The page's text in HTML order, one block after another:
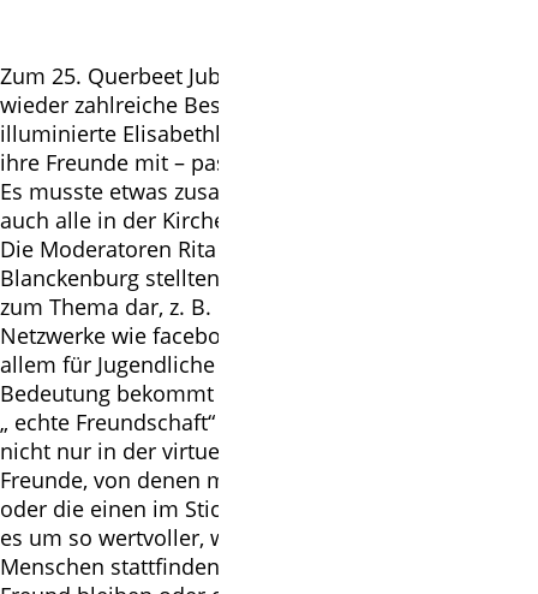
Zum 25. Querbeet Jubiläumsgottesdienst kamen
wieder zahlreiche Besucher mit ihren Familien in die
illuminierte Elisabethkirche und viele brachten auch
ihre Freunde mit – passend zum Thema des Abends.
Es musste etwas zusammengerückt werden, damit
auch alle in der Kirche einen Platz fanden.
Die Moderatoren Rita Kischlat und Hartmut v.
Blanckenburg stellten wieder interessante Fakten
zum Thema dar, z. B. dass in Zeiten der sozialen
Netzwerke wie facebook & Co. das Wort „Freund“ vor
allem für Jugendliche immer mehr eine andere
Bedeutung bekommt und oft von dem abweicht, was
„ echte Freundschaft“ in der Realität bedeutet. Doch
nicht nur in der virtuellen Welt gibt es „unechte“
Freunde, von denen man vielleicht enttäuscht wurde
oder die einen im Stich gelassen haben. Aber so ist
es um so wertvoller, wenn Begegnungen mit
Menschen stattfinden, die einem ein Leben lang als